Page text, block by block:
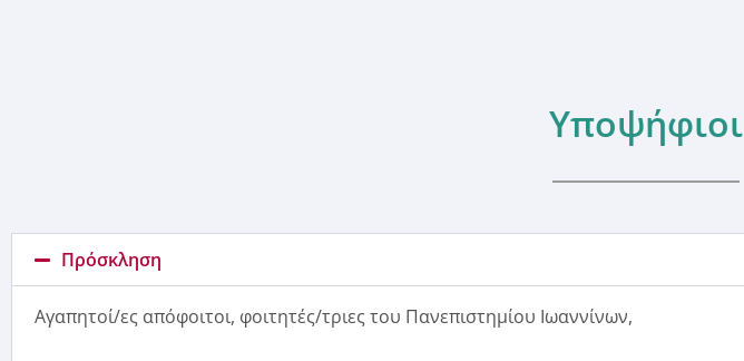
Υποψήφιοι
Πρόσκληση
Αγαπητοί/ες απόφοιτοι, φοιτητές/τριες του Πανεπιστημίου Ιωαννίνων,